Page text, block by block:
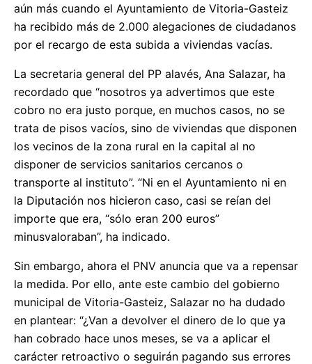
aún más cuando el Ayuntamiento de Vitoria-Gasteiz
ha recibido más de 2.000 alegaciones de ciudadanos
por el recargo de esta subida a viviendas vacías.
La secretaria general del PP alavés, Ana Salazar, ha
recordado que “nosotros ya advertimos que este
cobro no era justo porque, en muchos casos, no se
trata de pisos vacíos, sino de viviendas que disponen
los vecinos de la zona rural en la capital al no
disponer de servicios sanitarios cercanos o
transporte al instituto”. “Ni en el Ayuntamiento ni en
la Diputación nos hicieron caso, casi se reían del
importe que era, “sólo eran 200 euros”
minusvaloraban”, ha indicado.
Sin embargo, ahora el PNV anuncia que va a repensar
la medida. Por ello, ante este cambio del gobierno
municipal de Vitoria-Gasteiz, Salazar no ha dudado
en plantear: “¿Van a devolver el dinero de lo que ya
han cobrado hace unos meses, se va a aplicar el
carácter retroactivo o seguirán pagando sus errores